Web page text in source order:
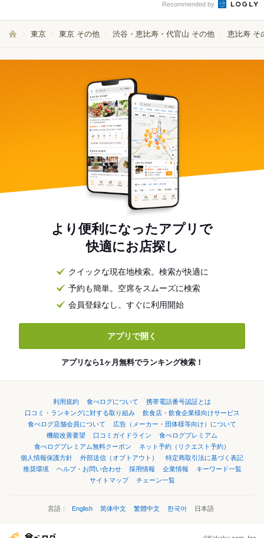
Recommended by
東京 東京 その他 渋谷・恵比寿・代官山 その他 恵比寿 そ
より便利になったアプリで
快適にお店探し
クイックな現在地検索。検索が快適に
予約も簡単。空席をスムーズに検索
会員登録なし。すぐに利用開始
アプリで開く
アプリなら1ヶ月無料でランキング検索！
利用規約 食べログについて
携帯電話番号認証とは
口コミ・ランキングに対する取り組み
飲食店・飲食企業様向けサービス
食べログ店舗会員について
広告（メーカー・団体様等向け）について
機能改善要望
口コミガイドライン
食べログプレミアム
食べログプレミアム無料クーポン
ネット予約（リクエスト予約）
個人情報保護方針
外部送信（オプトアウト）
特定商取引法に基づく表記
推奨環境
ヘルプ・お問い合わせ 採用情報 企業情報
キーワード一覧
サイトマップ
チェーン一覧
言語： English 简体中文 繁體中文 한국어 日本語